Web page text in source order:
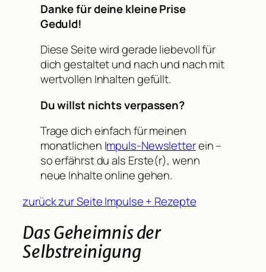
Danke für deine kleine Prise
Geduld!
Diese Seite wird gerade liebevoll für
dich gestaltet und nach und nach mit
wertvollen Inhalten gefüllt.
Du willst nichts verpassen?
Trage dich einfach für meinen
monatlichen Impuls-Newsletterein –
so erfährst du als Erste(r), wenn
neue Inhalte online gehen.
zurück zur Seite Impulse + Rezepte
Das Geheimnis der
Selbstreinigung